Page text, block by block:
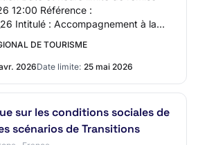
12:00 Référence :
Intitulé : Accompagnement à la
construction de trajectoires t…
DE TOURISME
2026Date limite: 25 mai 2026
sur les conditions sociales de
scénarios de Transitions